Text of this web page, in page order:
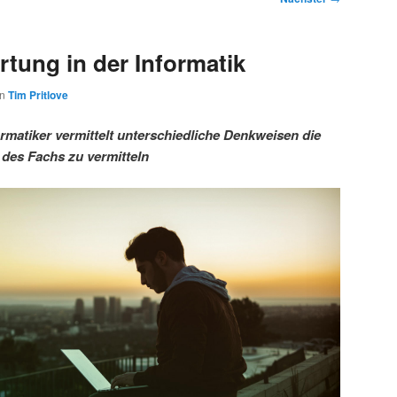
in der Informatik
Tim Pritlove
vermittelt unterschiedliche Denkweisen die
Fachs zu vermitteln